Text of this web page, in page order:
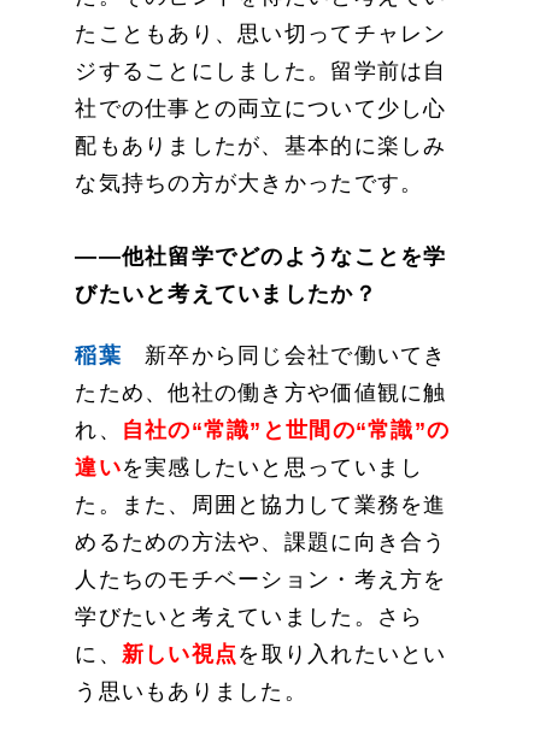
たこともあり、思い切ってチャレン
ジすることにしました。留学前は自
社での仕事との両立について少し心
配もありましたが、基本的に楽しみ
な気持ちの方が大きかったです。
——他社留学でどのようなことを学
びたいと考えていましたか？
稲葉 新卒から同じ会社で働いてき
たため、他社の働き方や価値観に触
れ、
自社の“常識”と世間の“常識”の
違いを実感したいと思っていまし
た。また、周囲と協力して業務を進
めるための方法や、課題に向き合う
人たちのモチベーション・考え方を
学びたいと考えていました。さら
に、 新しい視点 を取り入れたいとい
う思いもありました。